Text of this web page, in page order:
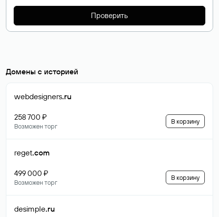
Проверить
Домены с историей
webdesigners.ru
258 700 ₽
Возможен торг
В корзину
reget.com
499 000 ₽
Возможен торг
В корзину
desimple.ru